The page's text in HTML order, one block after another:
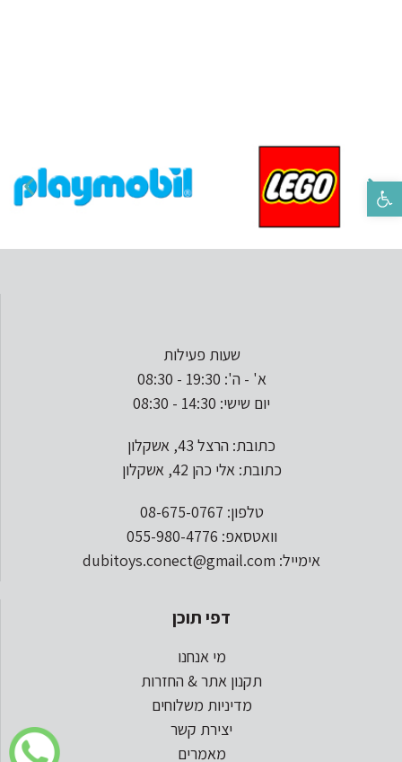
פתח סרגל נגישות
שעות פעילות
א' - ה': 19:30 - 08:30
יום שישי: 14:30 - 08:30
כתובת: הרצל 43, אשקלון
כתובת: אלי כהן 42, אשקלון
טלפון: 08-675-0767
וואטסאפ: 055-980-4776
אימייל: dubitoys.conect@gmail.com
דפי תוכן
מי אנחנו
תקנון אתר & החזרות
מדיניות משלוחים
יצירת קשר
מאמרים